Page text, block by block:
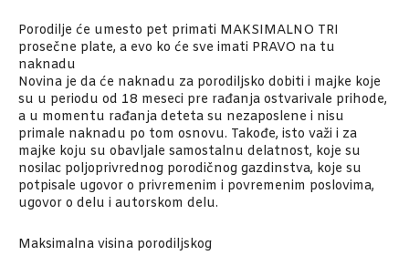
Porodilje će umesto pet primati MAKSIMALNO TRI
prosečne plate, a evo ko će sve imati PRAVO na tu
naknadu
Novina je da će naknadu za porodiljsko dobiti i majke koje
su u periodu od 18 meseci pre rađanja ostvarivale prihode,
a u momentu rađanja deteta su nezaposlene i nisu
primale naknadu po tom osnovu. Takođe, isto važi i za
majke koju su obavljale samostalnu delatnost, koje su
nosilac poljoprivrednog porodičnog gazdinstva, koje su
potpisale ugovor o privremenim i povremenim poslovima,
ugovor o delu i autorskom delu.
Maksimalna visina porodiljskog